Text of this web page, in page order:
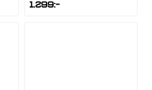
1.299:-